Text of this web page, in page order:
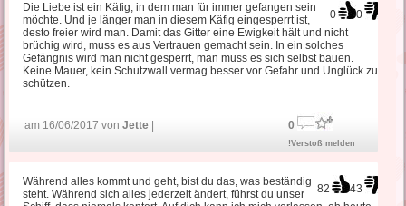
0 0
Die Liebe ist ein Käfig, in dem man für immer gefangen sein
möchte. Und je länger man in diesem Käfig eingesperrt ist,
desto freier wird man. Damit das Gitter eine Ewigkeit hält und nicht
brüchig wird, muss es aus Vertrauen gemacht sein. In ein solches
Gefängnis wird man nicht gesperrt, man muss es sich selbst bauen.
Keine Mauer, kein Schutzwall vermag besser vor Gefahr und Unglück zu
schützen.
am 16/06/2017 vonJette 0
!Verstoß melden
82 43
Während alles kommt und geht, bist du das, was beständig
steht. Während sich alles jederzeit ändert, führst du unser